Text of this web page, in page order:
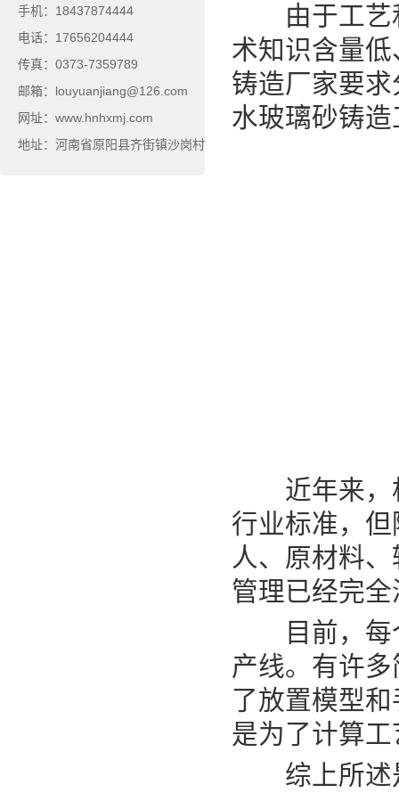
手机：18437874444
电话：17656204444
传真：0373-7359789
邮箱：louyuanjiang@126.com
网址：www.hnhxmj.com
地址：河南省原阳县齐街镇沙岗村
由于工艺和
术知识含量
铸造厂家要
水玻璃砂铸
近年来，相
行业标准，
人、原材料
管理已经完
目前，每个
产线。有许
了放置模型
是为了计算
综上所述是